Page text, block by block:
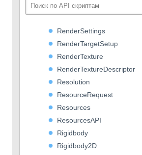
Renderer
RenderSettings
RenderTargetSetup
RenderTexture
RenderTextureDescriptor
Resolution
ResourceRequest
Resources
ResourcesAPI
Rigidbody
Rigidbody2D